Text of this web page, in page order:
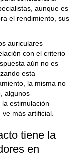
aunque es
el rendimiento, sus
auriculares
con el criterio
aún no es
esta
la misma no
algunos
estimulación
más artificial.
tiene la
en